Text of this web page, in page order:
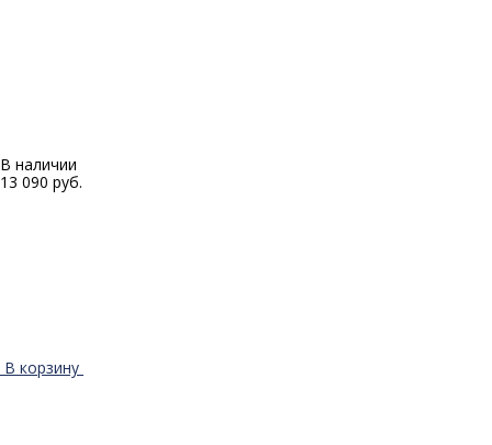
В наличии
13 090 руб.
В корзину